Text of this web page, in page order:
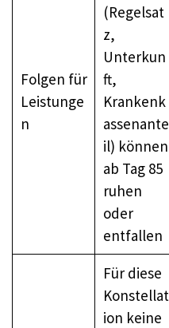
Folgen für
Leistunge
n
(Regelsat
z,
Unterkun
ft,
Krankenk
assenante
il) können
ab Tag 85
ruhen
oder
entfallen
Für diese
Konstellat
ion keine